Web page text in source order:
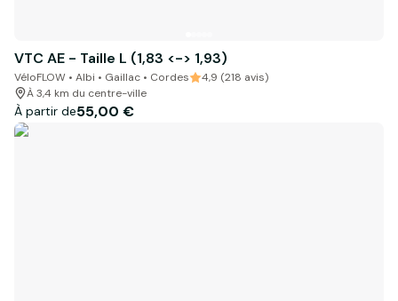
VTC AE - Taille L (1,83 <-> 1,93)
VéloFLOW • Albi • Gaillac • Cordes
4,9 (218 avis)
À 3,4 km du centre-ville
À partir de55,00 €